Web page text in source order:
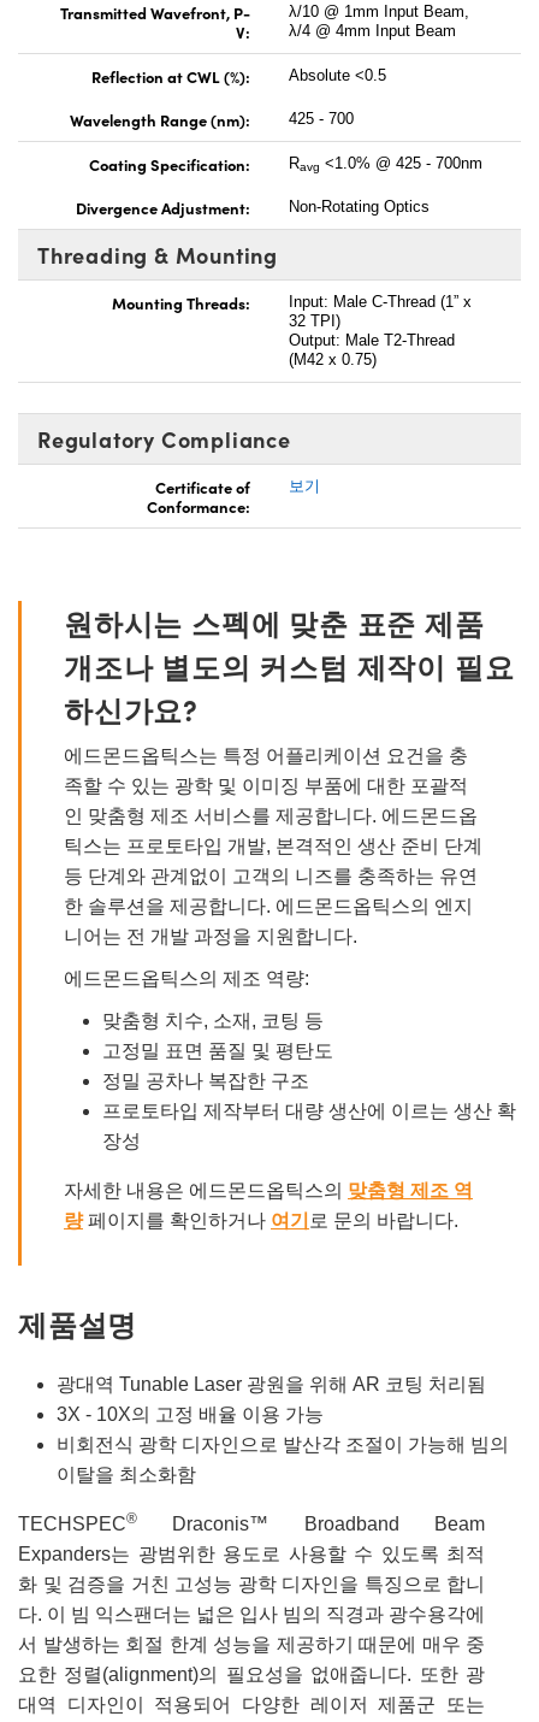
Transmitted Wavefront, P-
V:
λ/10 @ 1mm Input Beam,
λ/4 @ 4mm Input Beam
Reflection at CWL (%): Absolute <0.5
Wavelength Range (nm): 425 - 700
Coating Specification: Ravg <1.0% @ 425 - 700nm
Divergence Adjustment: Non-Rotating Optics
Threading & Mounting
Mounting Threads:
Input: Male C-Thread (1” x
32 TPI)
Output: Male T2-Thread
(M42 x 0.75)
Regulatory Compliance
Certificate of
Conformance:
보기
원하시는 스펙에 맞춘 표준 제품
개조나 별도의 커스텀 제작이 필요
하신가요?
에드몬드옵틱스는 특정 어플리케이션 요건을 충
족할 수 있는 광학 및 이미징 부품에 대한 포괄적
인 맞춤형 제조 서비스를 제공합니다. 에드몬드옵
틱스는 프로토타입 개발, 본격적인 생산 준비 단계
등 단계와 관계없이 고객의 니즈를 충족하는 유연
한 솔루션을 제공합니다. 에드몬드옵틱스의 엔지
니어는 전 개발 과정을 지원합니다.
에드몬드옵틱스의 제조 역량:
맞춤형 치수, 소재, 코팅 등
고정밀 표면 품질 및 평탄도
정밀 공차나 복잡한 구조
프로토타입 제작부터 대량 생산에 이르는 생산 확
장성
자세한 내용은 에드몬드옵틱스의 맞춤형 제조 역
량페이지를 확인하거나 여기 로 문의 바랍니다.
제품설명
광대역 Tunable Laser 광원을 위해 AR 코팅 처리됨
3X - 10X의 고정 배율 이용 가능
비회전식 광학 디자인으로 발산각 조절이 가능해 빔의
이탈을 최소화함
TECHSPEC®
Draconis™ Broadband Beam
Expanders는 광범위한 용도로 사용할 수 있도록 최적
화 및 검증을 거친 고성능 광학 디자인을 특징으로 합니
다. 이 빔 익스팬더는 넓은 입사 빔의 직경과 광수용각에
서 발생하는 회절 한계 성능을 제공하기 때문에 매우 중
요한 정렬(alignment)의 필요성을 없애줍니다. 또한 광
대역 디자인이 적용되어 다양한 레이저 제품군 또는